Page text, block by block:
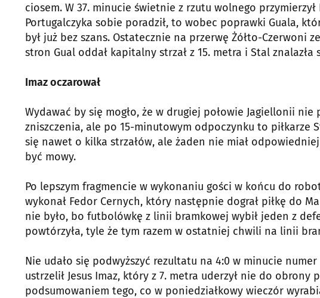
ciosem. W 37. minucie świetnie z rzutu wolnego
Portugalczyka sobie poradził, to wobec poprawki Guala,
był już bez szans. Ostatecznie na przerwę Żółto-Czerwoni
stron Gual oddał kapitalny strzał z 15. metra i Stal znalazła
Imaz oczarował
Wydawać by się mogło, że w drugiej połowie Jagiellonii
zniszczenia, ale po 15-minutowym odpoczynku to piłkarze
się nawet o kilka strzałów, ale żaden nie miał
być mowy.
Po lepszym fragmencie w wykonaniu gości w końcu do
wykonał Fedor Cernych, który następnie dograł piłkę do
nie było, bo futbolówkę z linii bramkowej wybił jeden z
powtórzyła, tyle że tym razem w ostatniej chwili na linii
Nie udało się podwyższyć rezultatu na 4:0 w minucie
ustrzelił Jesus Imaz, który z 7. metra uderzył nie do obrony
podsumowaniem tego, co w poniedziałkowy wieczór